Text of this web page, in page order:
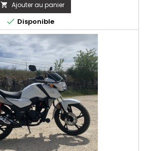
 Ajouter au panier
 Disponible